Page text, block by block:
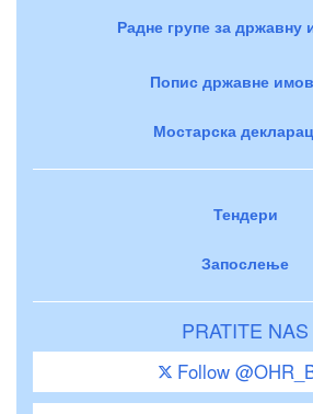
Радне групе за државну
Попис државне
Мостарска
Тендери
Запослење
PRATITE NAS
Follow